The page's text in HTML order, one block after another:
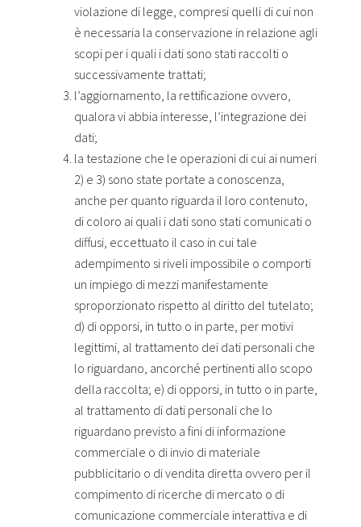
violazione di legge, compresi quelli di cui non
è necessaria la conservazione in relazione agli
scopi per i quali i dati sono stati raccolti o
successivamente trattati;
l’aggiornamento, la rettificazione ovvero,
qualora vi abbia interesse, l’integrazione dei
dati;
la testazione che le operazioni di cui ai numeri
2) e 3) sono state portate a conoscenza,
anche per quanto riguarda il loro contenuto,
di coloro ai quali i dati sono stati comunicati o
diffusi, eccettuato il caso in cui tale
adempimento si riveli impossibile o comporti
un impiego di mezzi manifestamente
sproporzionato rispetto al diritto del tutelato;
d) di opporsi, in tutto o in parte, per motivi
legittimi, al trattamento dei dati personali che
lo riguardano, ancorché pertinenti allo scopo
della raccolta; e) di opporsi, in tutto o in parte,
al trattamento di dati personali che lo
riguardano previsto a fini di informazione
commerciale o di invio di materiale
pubblicitario o di vendita diretta ovvero per il
compimento di ricerche di mercato o di
comunicazione commerciale interattiva e di